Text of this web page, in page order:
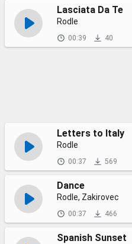
Lasciata Da Te
Rodle
00:39 40
Letters to Italy
Rodle
00:37 569
Dance
Rodle, Zakirovec
00:37 466
Spanish Sunset